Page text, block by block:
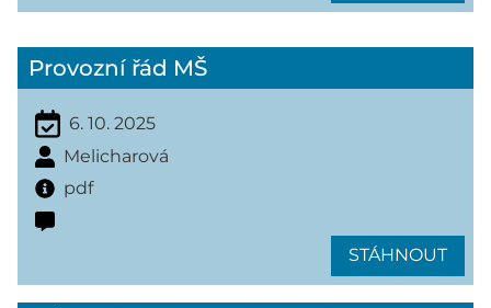
Provozní řád MŠ
6. 10. 2025
Melicharová
pdf
STÁHNOUT